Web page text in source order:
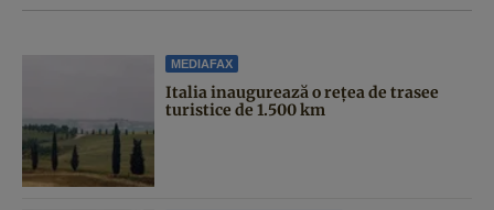
MEDIAFAX
Italia inaugurează o rețea de trasee
turistice de 1.500 km